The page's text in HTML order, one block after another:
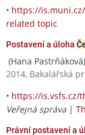
• https://
related topic
Postavení a úloha
(Hana Pastrňáková)
2014, Bakalářská
• https://is.vsfs.cz/
Veřejná správa |
Právní postavení a